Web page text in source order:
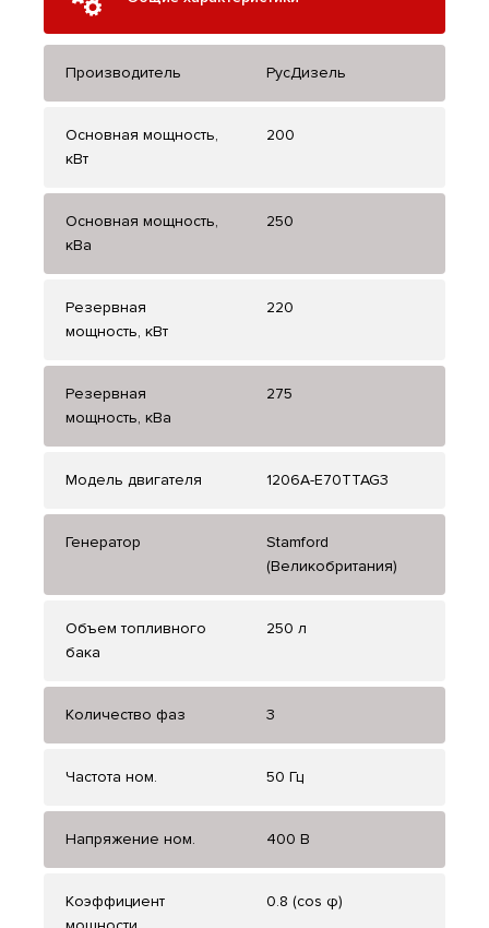
Производитель РусДизель
Основная мощность,
кВт
200
Основная мощность,
кВа
250
Резервная
мощность, кВт
220
Резервная
мощность, кВа
275
Модель двигателя 1206A-E70TTAG3
Генератор
Stamford
(Великобритания)
Объем топливного
бака
250 л
Количество фаз 3
Частота ном. 50 Гц
Напряжение ном. 400 В
Коэффициент
0.8 (cos φ)